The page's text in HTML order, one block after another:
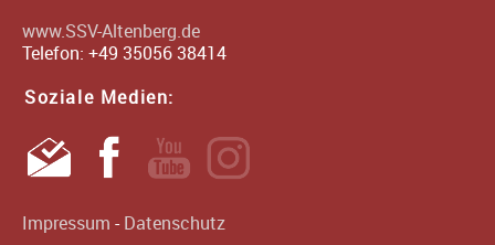
www.SSV-Altenberg.de
Telefon: +49 35056 38414
Soziale Medien:
Impressum - Datenschutz